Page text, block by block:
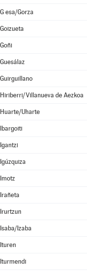
G esa/Gorza
Goizueta
Goñi
Guesálaz
Guirguillano
Hiriberri/Villanueva de Aezkoa
Huarte/Uharte
Ibargoiti
Igantzi
Igúzquiza
Imotz
Irañeta
Irurtzun
Isaba/Izaba
Ituren
Iturmendi